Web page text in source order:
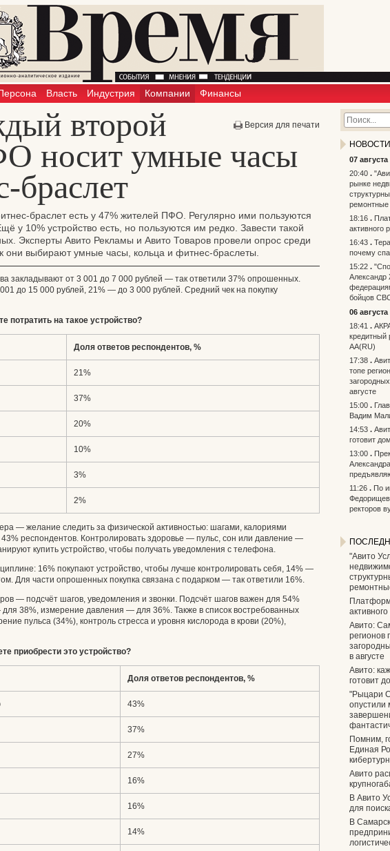
Власть Индустрия Компании Финансы
Версия для печати
второй
носит умные часы
браслет
браслет есть у 47% жителей ПФО. Регулярно ими пользуются
у 10% устройство есть, но пользуются им редко. Завести такой
Эксперты Авито Рекламы и Авито Товаров провели опрос среди
они выбирают умные часы, кольца и фитнес-браслеты.
закладывают от 3 001 до 7 000 рублей — так ответили 37% опрошенных.
до 15 000 рублей, 21% — до 3 000 рублей. Средний чек на покупку
потратить на такое устройство?
Доля ответов респондентов, %
21%
37%
20%
10%
3%
2%
— желание следить за физической активностью: шагами, калориями
43% респондентов. Контролировать здоровье — пульс, сон или давление —
купить устройство, чтобы получать уведомления с телефона.
16% покупают устройство, чтобы лучше контролировать себя, 14% —
Для части опрошенных покупка связана с подарком — так ответили 16%.
— подсчёт шагов, уведомления и звонки. Подсчёт шагов важен для 54%
38%, измерение давления — для 36%. Также в список востребованных
пульса (34%), контроль стресса и уровня кислорода в крови (20%),
приобрести это устройство?
Доля ответов респондентов, %
43%
37%
27%
16%
16%
14%
НОВОСТИ
07 августа
20:40
рынке
ремонтные
18:16
активного
16:43
почему
15:22
Александр
бойцов
06 августа
18:41
кредитный
АА(RU)
17:38
топе
августе
15:00
Вадим
14:53
готовит
13:00
11:26
По
ректоров
"Авито
Авито:
регионов
в августе
Авито:
готовит
"Рыцари
опустили
Помним,
Единая
Авито
В Авито
для
В